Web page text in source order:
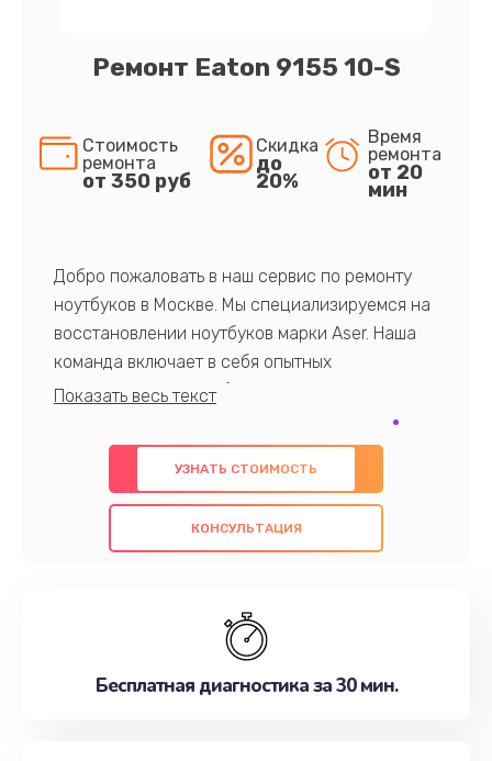
Ремонт Eaton 9155 10-S
Стоимость
ремонта
от 350 руб
Скидка
до
20%
Время
ремонта
от 20
мин
Добро пожаловать в наш сервис по ремонту
ноутбуков в Москве. Мы специализируемся на
восстановлении ноутбуков марки Aser. Наша
команда включает в себя опытных
профессионалов с обширными знаниями и
многолетним опытом в данной области. Мы
предлагаем быстрый и качественный ремонт с
использованием оригинальных компонентов, а
также гарантируем качество всех
проведенных работ. Наша цель - предоставить
наилучшим образом. Не медлите записаться на
УЗНАТЬ СТОИМОСТЬ
КОНСУЛЬТАЦИЯ
Бесплатная диагностика за 30 мин.